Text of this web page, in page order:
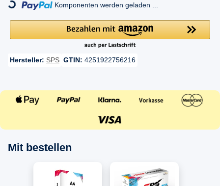
Loading... Komponenten werden geladen ...
Hersteller: SPS GTIN: 4251922756216
Mit bestellen